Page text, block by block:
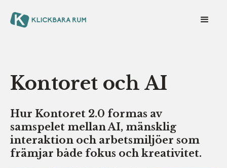
Kontoret och AI
Hur Kontoret 2.0 formas av
samspelet mellan AI, mänsklig
interaktion och arbetsmiljöer som
främjar både fokus och kreativitet.